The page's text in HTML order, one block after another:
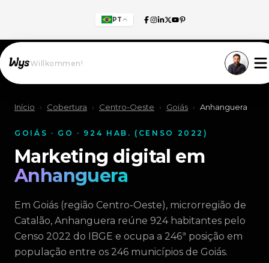
PT
Willkommen!
Início › Cobertura › Centro-Oeste › Goiás › Anhanguera
GOIÁS · GO · 924 HAB. (CENSO 2022)
Marketing digital em
Anhanguera
Em Goiás (região Centro-Oeste), microrregião de
Catalão, Anhanguera reúne 924 habitantes pelo
Censo 2022 do IBGE e ocupa a 246ª posição em
população entre os 246 municípios de Goiás.